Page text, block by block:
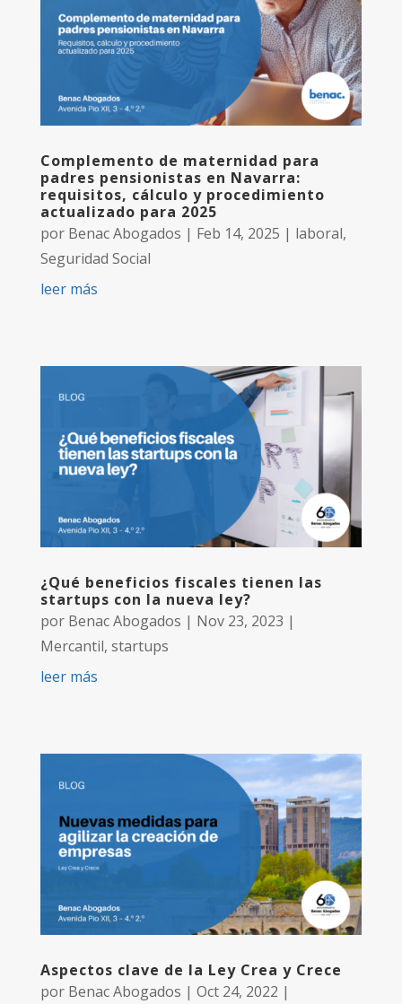
Complemento de maternidad para
padres pensionistas en Navarra:
requisitos, cálculo y procedimiento
actualizado para 2025
por Benac Abogados | Feb 14, 2025 | laboral,
Seguridad Social
leer más
¿Qué beneficios fiscales tienen las
startups con la nueva ley?
por Benac Abogados | Nov 23, 2023 |
Mercantil, startups
leer más
Aspectos clave de la Ley Crea y Crece
por Benac Abogados | Oct 24, 2022 |